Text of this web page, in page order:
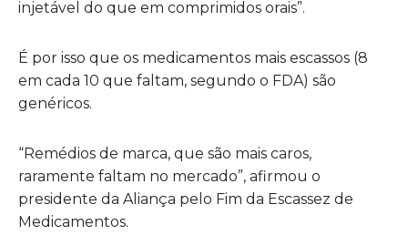
injetável ​​do que em comprimidos orais”.
É por isso que os medicamentos mais escassos (8
em cada 10 que faltam, segundo o FDA) são
genéricos.
“Remédios de marca, que são mais caros,
raramente faltam no mercado”, afirmou o
presidente da Aliança pelo Fim da Escassez de
Medicamentos.